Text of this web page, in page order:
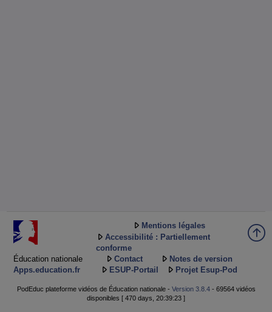
Éducation nationale
Apps.education.fr
Mentions légales
Accessibilité : Partiellement
conforme
Contact
Notes de version
ESUP-Portail
Projet Esup-Pod
PodEduc plateforme vidéos de Éducation nationale - Version 3.8.4- 69564 vidéos
disponibles [ 470 days, 20:39:23 ]